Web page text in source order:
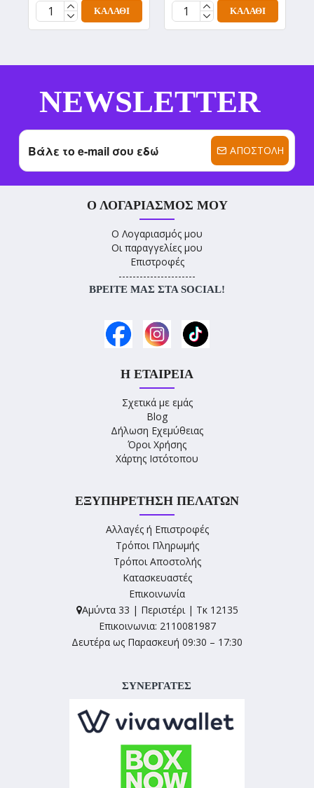
ΚΑΛΆΘΙ ΚΑΛΆΘΙ
NEWSLETTER
ΑΠΟΣΤΟΛΉ
Ο ΛΟΓΑΡΙΑΣΜΌΣ ΜΟΥ
Ο Λογαριασμός μου
Οι παραγγελίες μου
Επιστροφές
----------------------
ΒΡΕΊΤΕ ΜΑΣ ΣΤΑ SOCIAL!
Η ΕΤΑΙΡΕΊΑ
Σχετικά με εμάς
Blog
Δήλωση Εχεμύθειας
Όροι Χρήσης
Χάρτης Ιστότοπου
ΕΞΥΠΗΡΈΤΗΣΗ ΠΕΛΑΤΏΝ
Αλλαγές ή Επιστροφές
Τρόποι Πληρωμής
Τρόποι Αποστολής
Κατασκευαστές
Επικοινωνία
Αμύντα 33 | Περιστέρι | Τκ 12135
Επικοινωνια: 2110081987
Δευτέρα ως Παρασκευή 09:30 – 17:30
ΣΥΝΕΡΓΑΤΕΣ